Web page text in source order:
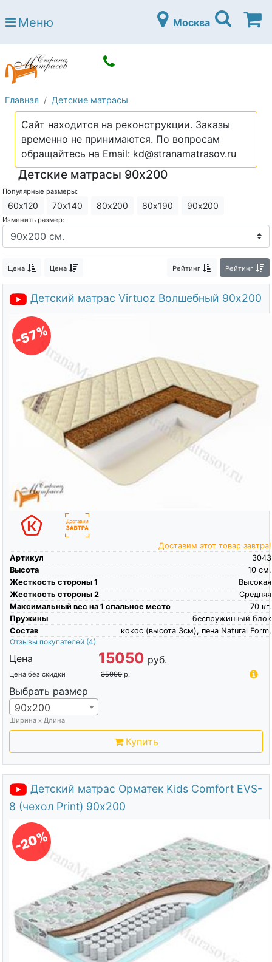
Страна матрасов
Open submenu (Матрасы)
Open submenu (Кровати)
Кровати
Open submenu (Аксессуары)
Open submenu (Диваны)
Диваны
Open submenu (Постельное белье)
Постельное белье
Open submenu (Мебель)
Мебель
Open submenu (Основания)
Основания
Open submenu (Детские матрасы)
Детские матрасы
Open submenu (Детские кровати)
Детские кровати
Open submenu (Шкафы)
Шкафы
Контакты
Доставка по городу
Меню Москва
Главная Детские матрасы
Сайт находится на реконструкции. Заказы
временно не принимаются. По вопросам
обращайтесь на Email: kd@stranamatrasov.ru
Детские матрасы 90х200
Популярные размеры:
60х120 70х140 80х200 80х190 90х200
Изменить размер:
Цена Цена Рейтинг Рейтинг
Детский матрас Virtuoz Волшебный 90х200
-57%
Доставим этот товар завтра!
Артикул
3043
Высота
см.
10
Жесткость стороны 1
Высокая
Жесткость стороны 2
Средняя
Максимальный вес на 1 спальное место
кг.
70
Пружины
беспружинный блок
Состав
кокос (высота 3см), пена Natural Form,
Отзывы покупателей (4)
Цена 15050 руб.
Цена без скидки 35000 р.
Выбрать размер
90х200
Ширина х Длина
Купить
Детский матрас Орматек Kids Comfort EVS-
8 (чехол Print) 90х200
-20%